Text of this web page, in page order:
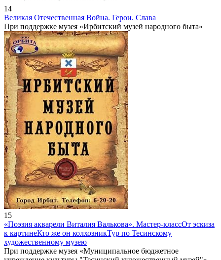
14
Великая Отечественная Война. Герои. Слава
При поддержке музея «Ирбитский музей народного быта»
15
«Поэзия акварели Виталия Валькова». Мастер-классОт эскиза
к картинеКто же он колхозникТур по Тесинскому
художественному музею
При поддержке музея «Муниципальное бюджетное